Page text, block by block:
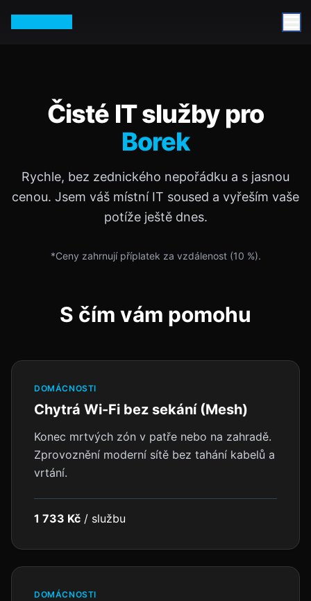
Čisté IT služby pro
Borek
Rychle, bez zednického nepořádku a s jasnou
cenou. Jsem váš místní IT soused a vyřeším vaše
potíže ještě dnes.
*Ceny zahrnují příplatek za vzdálenost (10 %).
S čím vám pomohu
DOMÁCNOSTI
Chytrá Wi-Fi bez sekání (Mesh)
Konec mrtvých zón v patře nebo na zahradě.
Zprovoznění moderní sítě bez tahání kabelů a
vrtání.
1 733 Kč / službu
DOMÁCNOSTI